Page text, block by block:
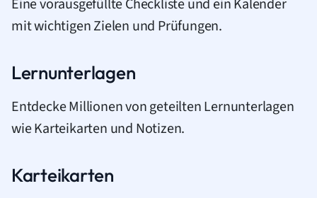
Eine vorausgefüllte Checkliste und ein Kalender
mit wichtigen Zielen und Prüfungen.
Lernunterlagen
Entdecke Millionen von geteilten Lernunterlagen
wie Karteikarten und Notizen.
Karteikarten